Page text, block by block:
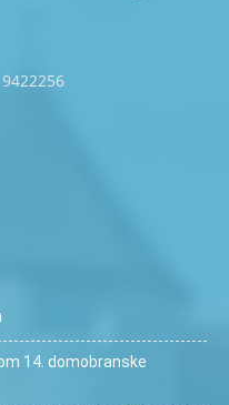
14. domobranske